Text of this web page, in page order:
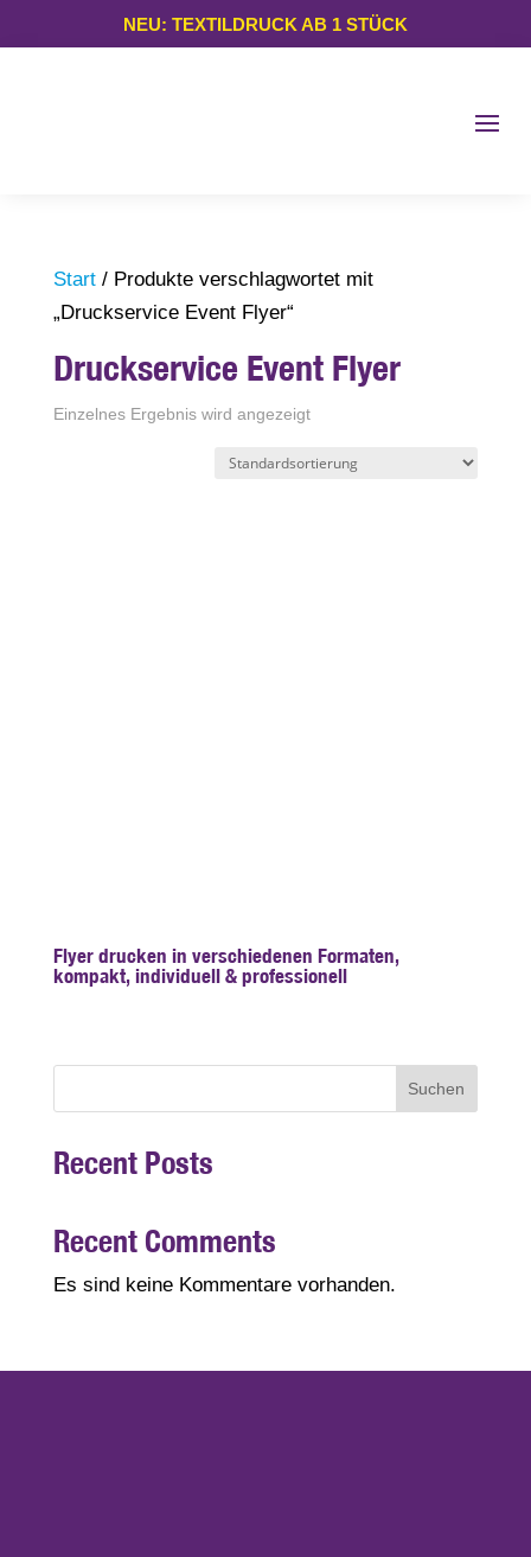
NEU: TEXTILDRUCK AB 1 STÜCK
Start/ Produkte verschlagwortet mit
„Druckservice Event Flyer“
Druckservice Event Flyer
Einzelnes Ergebnis wird angezeigt
Flyer drucken in verschiedenen Formaten,
kompakt, individuell & professionell
Suchen
Recent Posts
Recent Comments
Es sind keine Kommentare vorhanden.